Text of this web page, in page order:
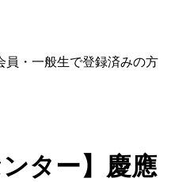
員・一般生で登録済みの方
ンター】慶應